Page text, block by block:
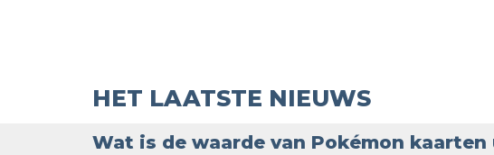
HET LAATSTE NIEUWS
Wat is de waarde van Pokémon kaarten